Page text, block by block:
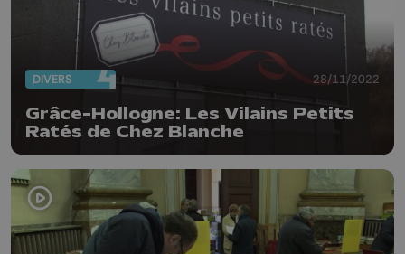
DIVERS 28/11/2022
Grâce-Hollogne: Les Vilains Petits
Ratés de Chez Blanche